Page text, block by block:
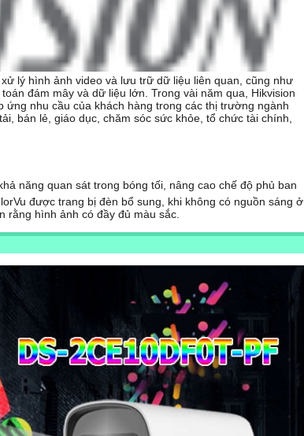
lý hình ảnh video và lưu trữ dữ liệu liên quan, cũng như
đám mây và dữ liệu lớn. Trong vài năm qua, Hikvision
nhu cầu của khách hàng trong các thị trường ngành
bán lẻ, giáo dục, chăm sóc sức khỏe, tổ chức tài chính,
năng quan sát trong bóng tối, nâng cao chế độ phủ ban
được trang bị đèn bổ sung, khi không có nguồn sáng ở
rằng hình ảnh có đầy đủ màu sắc.